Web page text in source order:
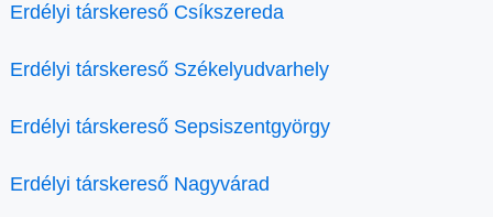
Erdélyi társkereső Csíkszereda
Erdélyi társkereső Székelyudvarhely
Erdélyi társkereső Sepsiszentgyörgy
Erdélyi társkereső Nagyvárad